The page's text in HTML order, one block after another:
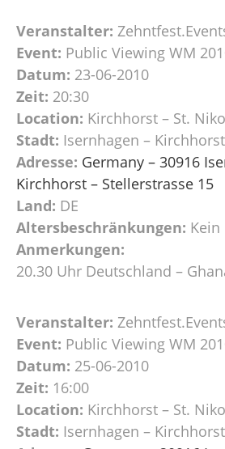
Veranstalter:
Event: Public Viewing WM
Datum: 23-06-2010
Zeit: 20:30
Location: Kirchhorst – St.
Stadt: Isernhagen – Kirchhorst
Adresse: Germany – 30916
Kirchhorst – Stellerstrasse 15
Land: DE
Altersbeschränkungen: Kein
Anmerkungen:
20.30 Uhr Deutschland –
Veranstalter:
Event: Public Viewing WM
Datum: 25-06-2010
Zeit: 16:00
Location: Kirchhorst – St.
Stadt: Isernhagen – Kirchhorst